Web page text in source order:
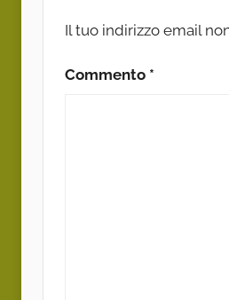
Il tuo indirizzo email
Commento *